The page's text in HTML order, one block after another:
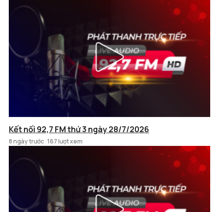
Kết nối 92,7 FM thứ 3 ngày 28/7/2026
8 ngày trước 167 lượt xem